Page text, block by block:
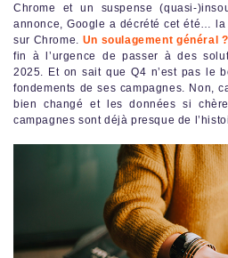
Chrome et un suspense (quasi-
annonce, Google a décrété cet été…
sur Chrome. Un soulagement général
fin à l’urgence de passer à des
2025. Et on sait que Q4 n’est pas le
fondements de ses campagnes. Non,
bien changé et les données si
campagnes sont déjà presque de